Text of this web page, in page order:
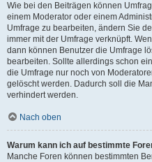
Wie bei den Beiträgen können
einem Moderator oder einem
Umfrage zu bearbeiten, ändern Sie
immer mit der Umfrage verknüpft.
dann können Benutzer die Umfrage
bearbeiten. Sollte allerdings schon
die Umfrage nur noch von
gelöscht werden. Dadurch soll die
verhindert werden.
Nach oben
Warum kann ich auf bestimmte
Manche Foren können bestimmten